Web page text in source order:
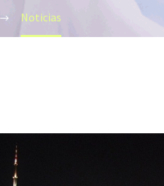
Noticias